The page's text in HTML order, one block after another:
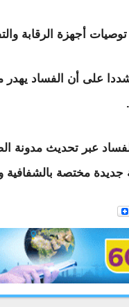
أجهزة الرقابة
على أن الفساد يهدر
عبر تحديث مدونة
مختصة بالشفافية